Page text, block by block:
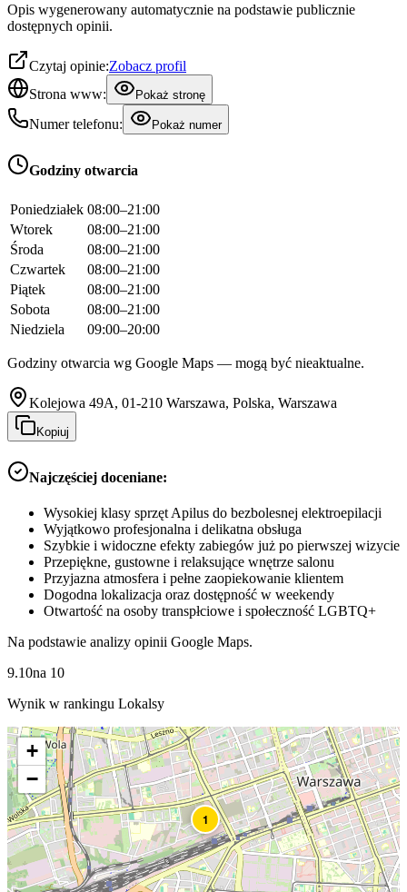
Opis wygenerowany automatycznie na podstawie publicznie
dostępnych opinii.
Czytaj opinie:Zobacz profil
Strona www:
Pokaż stronę
Numer telefonu: Pokaż numer
Godziny otwarcia
Poniedziałek 08:00–21:00
Wtorek
08:00–21:00
Środa
08:00–21:00
Czwartek
08:00–21:00
Piątek
08:00–21:00
Sobota
08:00–21:00
Niedziela
09:00–20:00
Godziny otwarcia wg Google Maps — mogą być nieaktualne.
Kolejowa 49A, 01-210 Warszawa, Polska, Warszawa
Kopiuj
Najczęściej doceniane:
Wysokiej klasy sprzęt Apilus do bezbolesnej elektroepilacji
Wyjątkowo profesjonalna i delikatna obsługa
Szybkie i widoczne efekty zabiegów już po pierwszej wizycie
Przepiękne, gustowne i relaksujące wnętrze salonu
Przyjazna atmosfera i pełne zaopiekowanie klientem
Dogodna lokalizacja oraz dostępność w weekendy
Otwartość na osoby transpłciowe i społeczność LGBTQ+
Na podstawie analizy opinii Google Maps.
9.10na 10
Wynik w rankingu Lokalsy
1
+
−